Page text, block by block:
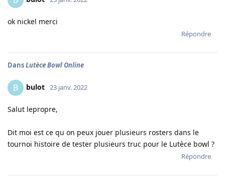
ok nickel merci
Répondre
DansLutèce Bowl Online
B bulot 23 janv. 2022
Salut lepropre,
Dit moi est ce qu on peux jouer plusieurs rosters dans le
tournoi histoire de tester plusieurs truc pour le Lutèce bowl ?
Répondre